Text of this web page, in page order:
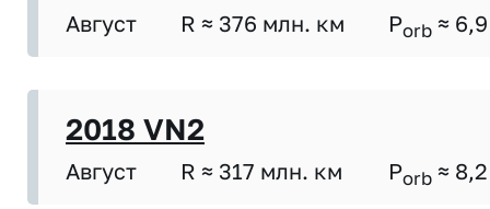
Август R ≈ 376 млн. км Porb ≈ 6,9
2018 VN2
Август R ≈ 317 млн. км Porb ≈ 8,2